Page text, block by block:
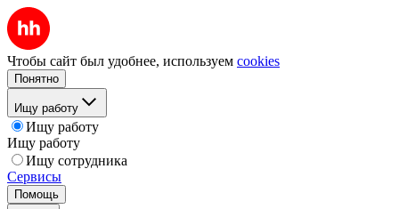
Чтобы сайт был удобнее, используем cookies
Понятно
Ищу работу
Ищу работу
Ищу работу
Ищу сотрудника
Сервисы
Помощь